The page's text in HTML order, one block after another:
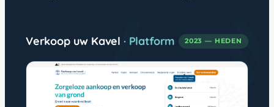
Verkoop uw Kavel · Platform 2023 — HEDEN